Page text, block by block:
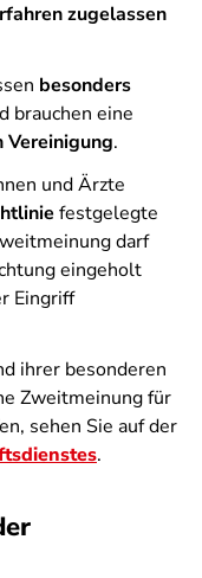
zugelassen
besonders
brauchen eine
Vereinigung.
und Ärzte
festgelegte
darf
eingeholt
Eingriff
ihrer besonderen
Zweitmeinung für
sehen Sie auf der
.